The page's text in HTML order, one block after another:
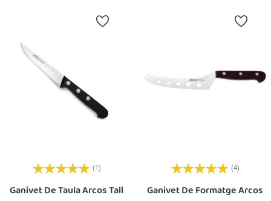
(1)
Ganivet De Taula Arcos Tall
(4)
Ganivet De Formatge Arcos